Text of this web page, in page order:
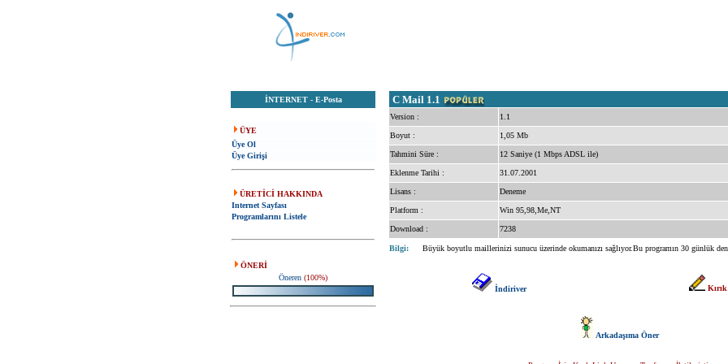
İNTERNET- E-Posta
ÜYE
Üye Ol
Üye Girişi
ÜRETİCİ HAKKINDA
Internet Sayfası
Programlarını Listele
ÖNERİ
Öneren (100%)
C Mail 1.1
Version : 1.1
Boyut : 1,05 Mb
Tahmini Süre : 12 Saniye (1 Mbps ADSL ile)
Eklenme Tarihi : 31.07.2001
Lisans : Deneme
Platform : Win 95,98,Me,NT
Download : 7238
Bilgi: Büyük boyutlu maillerinizi sunucu üzerinde okumanızı sağlıyor.Bu programın 30 günlük
İndiriver
Arkadaşıma Öner